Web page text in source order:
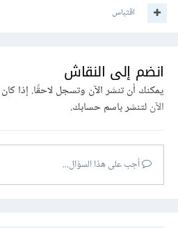
اقتباس
انضم إلى النقاش
يمكنك أن تنشر الآن وتسجل لاحقًا. إذا
الآنلتنشر باسم حسابك.
أجب على هذا السؤال...